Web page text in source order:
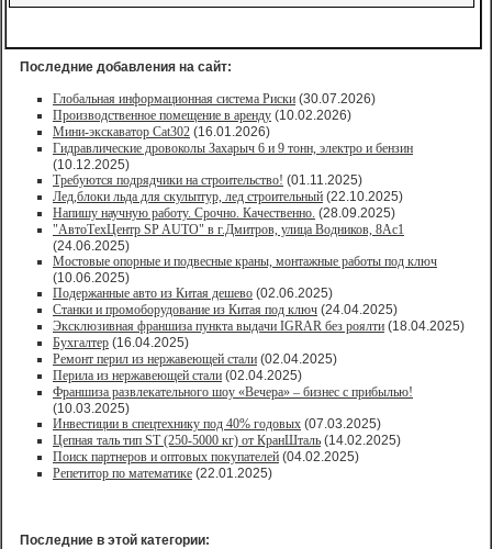
Последние добавления на сайт:
Глобальная информационная система Риски (30.07.2026)
Производственное помещение в аренду (10.02.2026)
Мини-экскаватор Cat302 (16.01.2026)
Гидравлические дровоколы Захарыч 6 и 9 тонн, электро и бензин
(10.12.2025)
Требуются подрядчики на строительство! (01.11.2025)
Лед,блоки льда для скульптур, лед строительный (22.10.2025)
Напишу научную работу. Срочно. Качественно. (28.09.2025)
"АвтоТехЦентр SP AUTO" в г.Дмитров, улица Водников, 8Ас1
(24.06.2025)
Мостовые опорные и подвесные краны, монтажные работы под ключ
(10.06.2025)
Подержанные авто из Китая дешево (02.06.2025)
Станки и промоборудование из Китая под ключ (24.04.2025)
Эксклюзивная франшиза пункта выдачи IGRAR без роялти (18.04.2025)
Бухгалтер (16.04.2025)
Ремонт перил из нержавеющей стали (02.04.2025)
Перила из нержавеющей стали (02.04.2025)
Франшиза развлекательного шоу «Вечера» – бизнес с прибылью!
(10.03.2025)
Инвестиции в спецтехнику под 40% годовых (07.03.2025)
Цепная таль тип ST (250-5000 кг) от КранШталь (14.02.2025)
Поиск партнеров и оптовых покупателей (04.02.2025)
Репетитор по математике (22.01.2025)
Последние в этой категории: